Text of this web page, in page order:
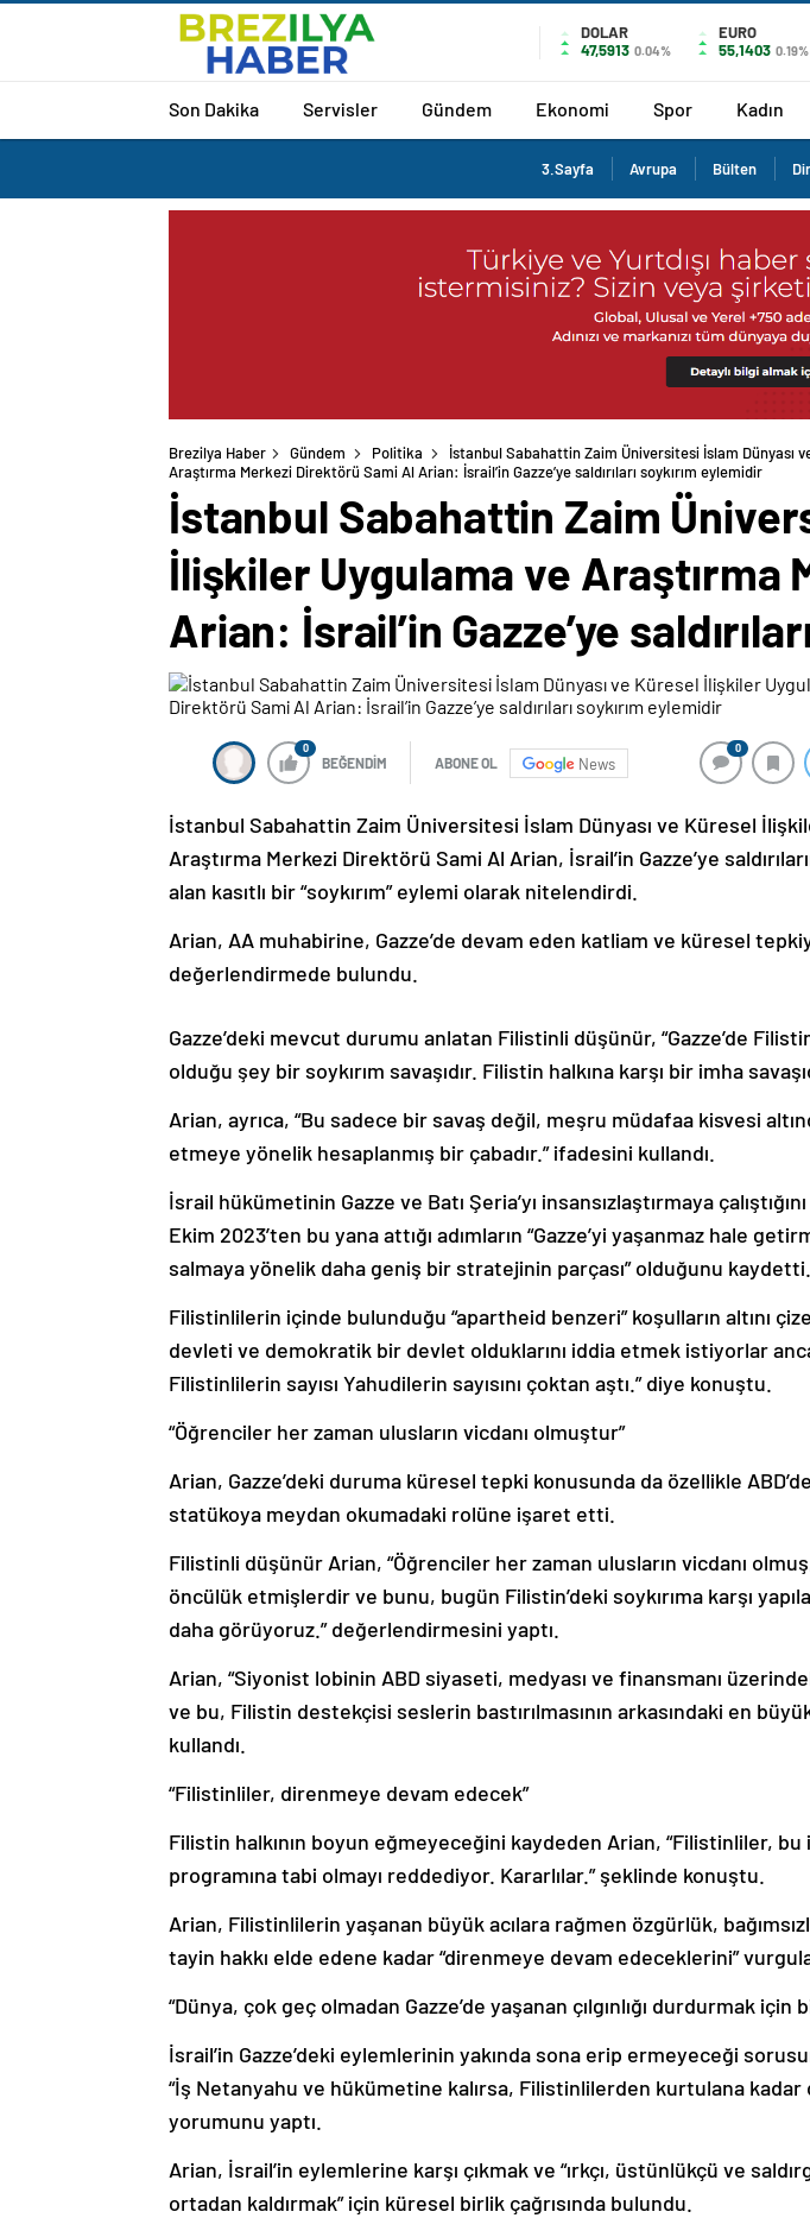
DOLAR
47,5913 0.04%
EURO
55,1403 0.19%
Son Dakika Servisler Gündem Ekonomi Spor Kadın
3.Sayfa Avrupa Bülten
Brezilya Haber Gündem Politika
İstanbul Sabahattin Zaim Üniversitesi İslam Dünyası
Araştırma Merkezi Direktörü Sami Al Arian: İsrail’in Gazze’ye saldırıları soykırım eylemidir
İstanbul Sabahattin Zaim
İlişkiler Uygulama ve Araştırma
Arian: İsrail’in Gazze’ye
0
BEĞENDİM ABONE OL News
0
İstanbul Sabahattin Zaim Üniversitesi İslam Dünyası ve Küresel
Araştırma Merkezi Direktörü Sami Al Arian, İsrail’in Gazze’ye
alan kasıtlı bir “soykırım” eylemi olarak nitelendirdi.
Arian, AA muhabirine, Gazze’de devam eden katliam ve küresel
değerlendirmede bulundu.
Gazze’deki mevcut durumu anlatan Filistinli düşünür, “Gazze’de
olduğu şey bir soykırım savaşıdır. Filistin halkına karşı bir imha
Arian, ayrıca, “Bu sadece bir savaş değil, meşru müdafaa kisvesi
etmeye yönelik hesaplanmış bir çabadır.” ifadesini kullandı.
İsrail hükümetinin Gazze ve Batı Şeria’yı insansızlaştırmaya
Ekim 2023’ten bu yana attığı adımların “Gazze’yi yaşanmaz hale
salmaya yönelik daha geniş bir stratejinin parçası” olduğunu kaydetti.
Filistinlilerin içinde bulunduğu “apartheid benzeri” koşulların altını
devleti ve demokratik bir devlet olduklarını iddia etmek istiyorlar
Filistinlilerin sayısı Yahudilerin sayısını çoktan aştı.” diye konuştu.
“Öğrenciler her zaman ulusların vicdanı olmuştur”
Arian, Gazze’deki duruma küresel tepki konusunda da özellikle
statükoya meydan okumadaki rolüne işaret etti.
Filistinli düşünür Arian, “Öğrenciler her zaman ulusların vicdanı
öncülük etmişlerdir ve bunu, bugün Filistin’deki soykırıma karşı
daha görüyoruz.” değerlendirmesini yaptı.
Arian, “Siyonist lobinin ABD siyaseti, medyası ve finansmanı
ve bu, Filistin destekçisi seslerin bastırılmasının arkasındaki en
kullandı.
“Filistinliler, direnmeye devam edecek”
Filistin halkının boyun eğmeyeceğini kaydeden Arian, “Filistinliler, bu
programına tabi olmayı reddediyor. Kararlılar.” şeklinde konuştu.
Arian, Filistinlilerin yaşanan büyük acılara rağmen özgürlük,
tayin hakkı elde edene kadar “direnmeye devam edeceklerini”
“Dünya, çok geç olmadan Gazze’de yaşanan çılgınlığı durdurmak için
İsrail’in Gazze’deki eylemlerinin yakında sona erip ermeyeceği
“İş Netanyahu ve hükümetine kalırsa, Filistinlilerden kurtulana kadar
yorumunu yaptı.
Arian, İsrail’in eylemlerine karşı çıkmak ve “ırkçı, üstünlükçü ve
ortadan kaldırmak” için küresel birlik çağrısında bulundu.